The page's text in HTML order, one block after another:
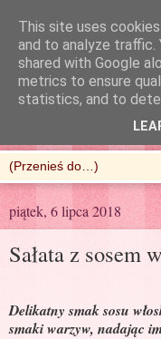
R'n'G
piątek, 6 lipca 2018
Sałata z sosem
Delikatny smak sosu
smaki warzyw, nadając
This site uses
and to analyze traffic.
shared with Google
metrics to ensure
statistics, and to